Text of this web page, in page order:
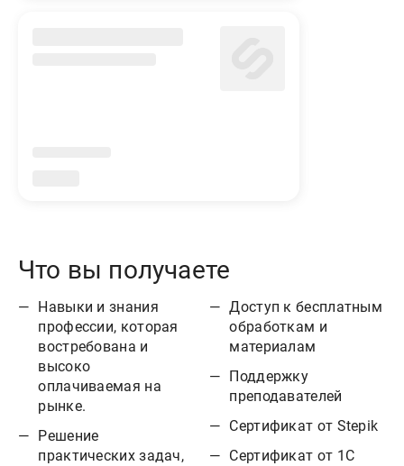
Что вы получаете
Навыки и знания
профессии, которая
востребована и
высоко
оплачиваемая на
рынке.
Решение
практических задач,
Доступ к бесплатным
обработкам и
материалам
Поддержку
преподавателей
Сертификат от Stepik
Сертификат от 1С